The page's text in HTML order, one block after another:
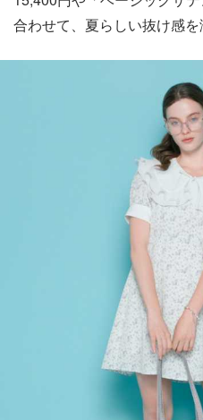
合わせて、夏らしい抜け感を